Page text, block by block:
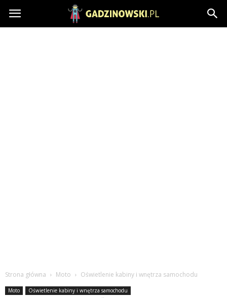
Gadzinowski.pl
Strona główna Moto Oświetlenie kabiny i wnętrza samochodu
Moto Oświetlenie kabiny i wnętrza samochodu